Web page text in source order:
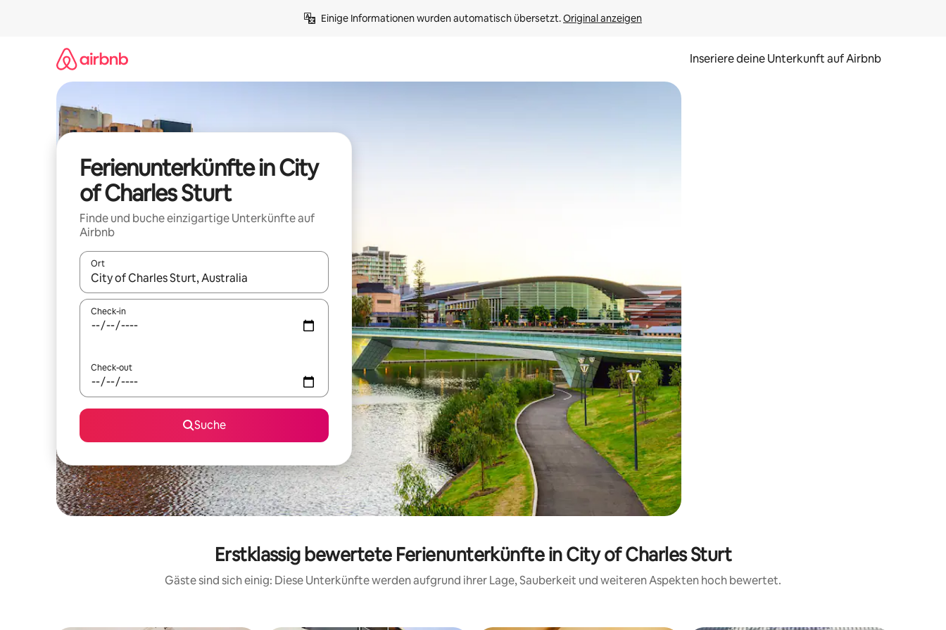
Einige Informationen wurden automatisch übersetzt. Original anzeigen
Inseriere deine Unterkunft auf Airbnb
Ferienunterkünfte in City
of Charles Sturt
Finde und buche einzigartige Unterkünfte auf
Airbnb
Ort
Wenn Ergebnisse verfügbar sind, navigiere mit den Pfeiltasten nach oben und unten oder erkunde die Ergebnisse durch Berühren oder Wischgesten.
Check-in
Check-out
Suche
Erstklassig bewertete Ferienunterkünfte in City of Charles Sturt
Gäste sind sich einig: Diese Unterkünfte werden aufgrund ihrer Lage, Sauberkeit und weiteren Aspekten hoch bewertet.